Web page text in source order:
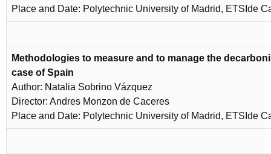
Place and Date: Polytechnic University of Madrid, ETSIde
Methodologies to measure and to manage the
case of Spain
Author: Natalia Sobrino Vázquez
Director: Andres Monzon de Caceres
Place and Date: Polytechnic University of Madrid, ETSIde